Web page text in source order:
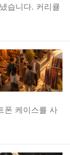
습니다. 커리큘
폰 케이스를 사